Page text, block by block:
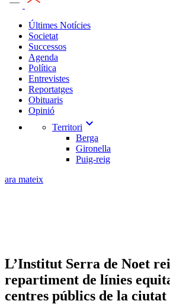
Últimes Notícies
Societat
Successos
Agenda
Política
Entrevistes
Reportatges
Obituaris
Opinió
Territori expand_more
Berga
Gironella
Puig-reig
ara mateix
L’Institut Serra de Noet
repartiment de línies
centres públics de la ciutat